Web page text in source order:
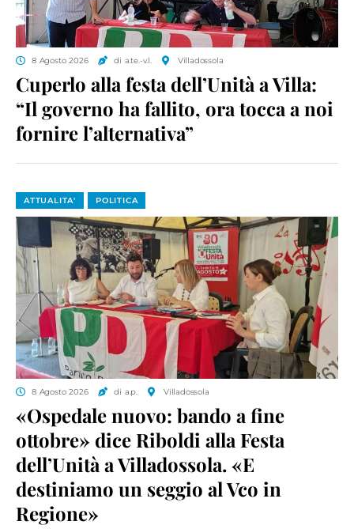
8 Agosto 2026 di a.te.-v.l. Villadossola
Cuperlo alla festa dell’Unità a Villa:
“Il governo ha fallito, ora tocca a noi
fornire l’alternativa”
ATTUALITA' POLITICA
8 Agosto 2026 di a.p. Villadossola
«Ospedale nuovo: bando a fine
ottobre» dice Riboldi alla Festa
dell’Unità a Villadossola. «E
destiniamo un seggio al Vco in
Regione»